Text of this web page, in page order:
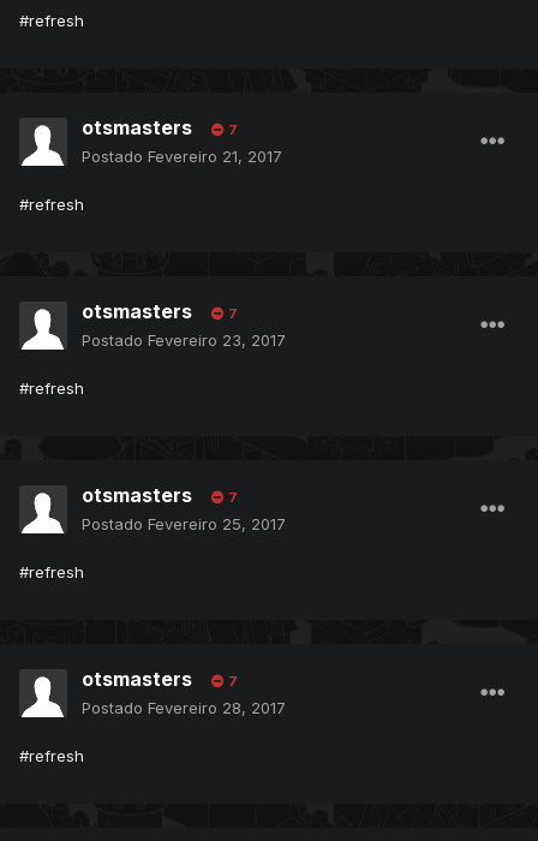
#refresh
otsmasters 7
Postado Fevereiro 21, 2017
#refresh
otsmasters 7
Postado Fevereiro 23, 2017
#refresh
otsmasters 7
Postado Fevereiro 25, 2017
#refresh
otsmasters 7
Postado Fevereiro 28, 2017
#refresh